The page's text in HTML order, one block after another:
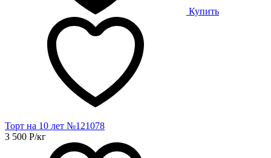
Купить
Торт на 10 лет №121078
3 500 Р/кг